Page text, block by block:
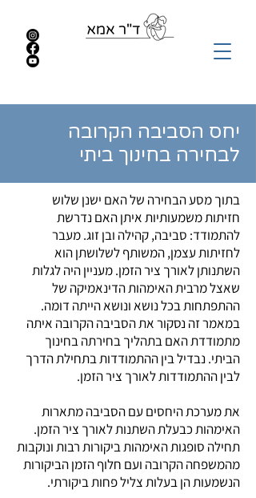
יחס הסביבה הקרובה
לבחירה בחינוך ביתי
בתוך מסע הבחירה של האם ישנן שלוש
חזיתות משמעותיות איתן האם נדרשת
להתמודד: סביבה, קהילה ובן זוג. מעבר
לחזיתות עצמן, המשותף לשלושתן הוא
השתנותן לאורך ציר הזמן. מעניין היה לגלות
שאצל מרבית האימהות הדינאמיקה של
ההתפתחות בכל נושא ונושא הייתה דומה.
במאמר זה נסקור את הסביבה הקרובה איתה
מתמודדת האם בתהליך בחירתה בחינוך
הביתי. נבדיל בין ההתמודדות בתחילת הדרך
לבין ההתמודדות לאורך ציר הזמן.
את מערכת היחסים עם הסביבה מתארות
האימהות כבעלת השתנות לאורך ציר הזמן.
תחילה סופגות האימהות ביקורות רבות ונוקבות
מהמשפחה הקרובה ועם חלוף הזמן הביקורות
הנשמעות הן בעלות צליל פחות ביקורתי.